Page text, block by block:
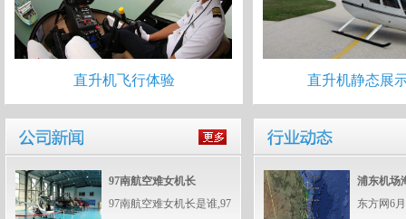
直升机飞行体验 直升机静态展
97南航空难女机长
97南航空难女机长是谁,97
浦东机场
东方网6